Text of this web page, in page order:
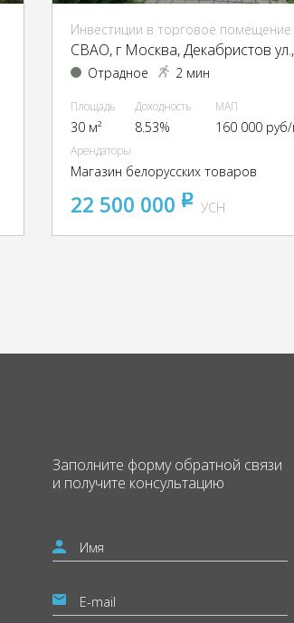
Инвестиции в торговое помещение
CВАО, г Москва, Декабристов ул.,
Отрадное 2 мин
Площадь
30 м²
Доходность
8.53%
МАП
160 000
Арендаторы
Магазин белорусских товаров
22 500 000 pуб
УСН
Заполните формуобратной связи
и получите консультацию